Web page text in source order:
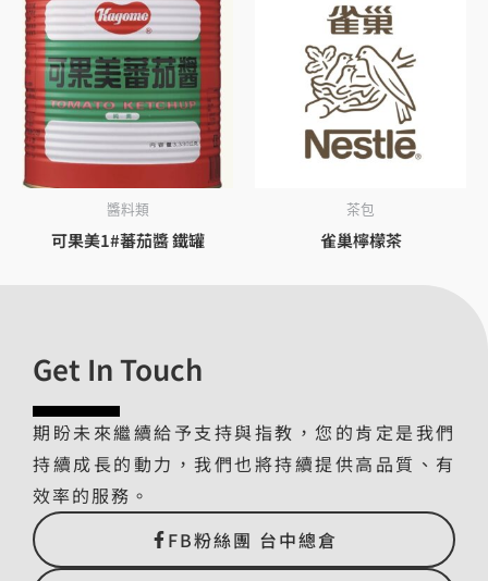
醬料類
可果美1#蕃茄醬 鐵罐
茶包
雀巢檸檬茶
Get In Touch
期盼未來繼續給予支持與指教，您的肯定是我們
持續成長的動力，我們也將持續提供高品質、有
效率的服務。
FB粉絲團 台中總倉